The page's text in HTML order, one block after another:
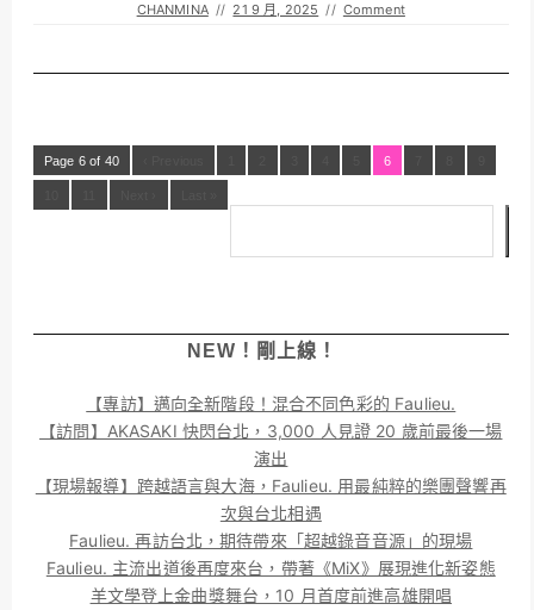
CHANMINA // 21 9 月, 2025 // Comment
Page 6 of 40 6
NEW！剛上線！
【專訪】邁向全新階段！混合不同色彩的 Faulieu.
【訪問】AKASAKI 快閃台北，3,000 人見證 20 歲前最後一場
演出
【現場報導】跨越語言與大海，Faulieu. 用最純粹的樂團聲響再
次與台北相遇
Faulieu. 再訪台北，期待帶來「超越錄音音源」的現場
Faulieu. 主流出道後再度來台，帶著《MiX》展現進化新姿態
羊文學登上金曲獎舞台，10 月首度前進高雄開唱